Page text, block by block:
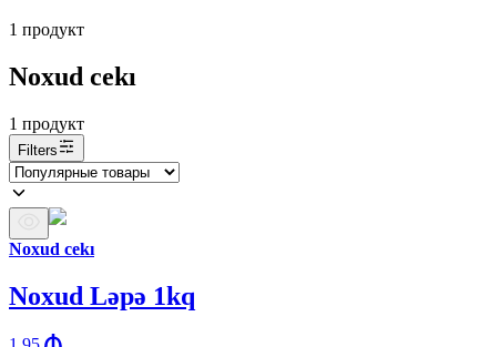
1 продукт
Noxud cekı
1 продукт
Filters
Noxud cekı
Noxud Ləpə 1kq